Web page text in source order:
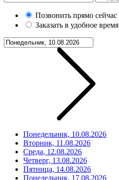
Позвонить прямо сейчас
Заказать в удобное время
Понедельник, 10.08.2026
Вторник, 11.08.2026
Среда, 12.08.2026
Четверг, 13.08.2026
Пятница, 14.08.2026
Понедельник, 17.08.2026